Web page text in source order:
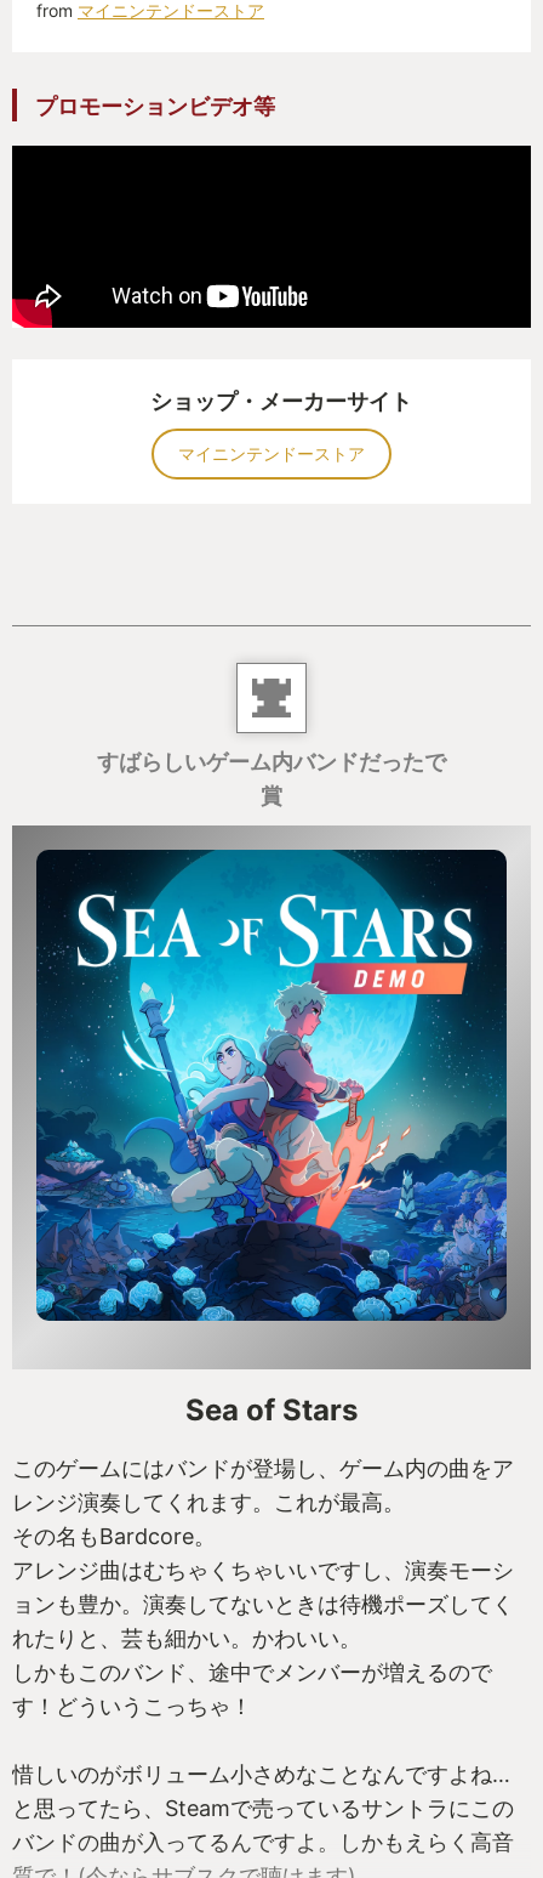
from マイニンテンドーストア
プロモーションビデオ等
ショップ・メーカーサイト
マイニンテンドーストア
すばらしいゲーム内バンドだったで
賞
Sea of Stars
このゲームにはバンドが登場し、ゲーム内の曲をア
レンジ演奏してくれます。これが最高。
その名もBardcore。
アレンジ曲はむちゃくちゃいいですし、演奏モーシ
ョンも豊か。演奏してないときは待機ポーズしてく
れたりと、芸も細かい。かわいい。
しかもこのバンド、途中でメンバーが増えるので
す！どういうこっちゃ！
惜しいのがボリューム小さめなことなんですよね…
と思ってたら、Steamで売っているサントラにこの
バンドの曲が入ってるんですよ。しかもえらく高音